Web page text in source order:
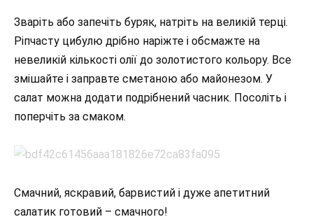
Зваріть або запечіть буряк, натріть на великій терці.
Ріпчасту цибулю дрібно наріжте і обсмажте на
невеликій кількості олії до золотистого кольору. Все
змішайте і заправте сметаною або майонезом. У
салат можна додати подрібнений часник. Посоліть і
поперчіть за смаком.
Смачний, яскравий, барвистий і дуже апетитний
салатик готовий – смачного!